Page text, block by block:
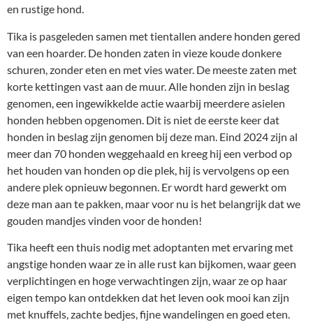
en rustige hond.
Tika is pasgeleden samen met tientallen andere honden gered
van een hoarder. De honden zaten in vieze koude donkere
schuren, zonder eten en met vies water. De meeste zaten met
korte kettingen vast aan de muur. Alle honden zijn in beslag
genomen, een ingewikkelde actie waarbij meerdere asielen
honden hebben opgenomen. Dit is niet de eerste keer dat
honden in beslag zijn genomen bij deze man. Eind 2024 zijn al
meer dan 70 honden weggehaald en kreeg hij een verbod op
het houden van honden op die plek, hij is vervolgens op een
andere plek opnieuw begonnen. Er wordt hard gewerkt om
deze man aan te pakken, maar voor nu is het belangrijk dat we
gouden mandjes vinden voor de honden!
Tika heeft een thuis nodig met adoptanten met ervaring met
angstige honden waar ze in alle rust kan bijkomen, waar geen
verplichtingen en hoge verwachtingen zijn, waar ze op haar
eigen tempo kan ontdekken dat het leven ook mooi kan zijn
met knuffels, zachte bedjes, fijne wandelingen en goed eten.